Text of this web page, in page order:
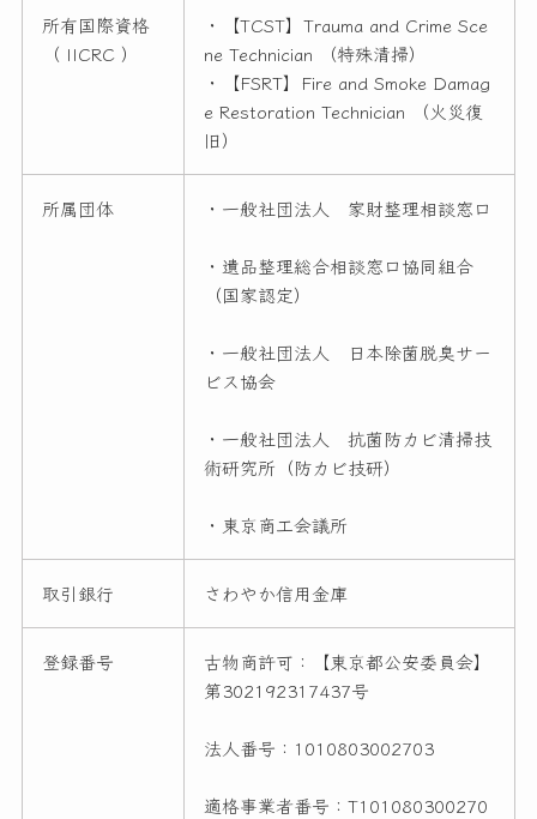
所有国際資格
（ IICRC ）
・【TCST】Trauma and Crime Sce
ne Technician （特殊清掃）
・【FSRT】Fire and Smoke Damag
e Restoration Technician （火災復
旧）
所属団体 ・一般社団法人 家財整理相談窓口
・遺品整理総合相談窓口協同組合
（国家認定）
・一般社団法人 日本除菌脱臭サー
ビス協会
・一般社団法人 抗菌防カビ清掃技
術研究所（防カビ技研）
・東京商工会議所
取引銀行 さわやか信用金庫
登録番号
古物商許可：【東京都公安委員会】
第302192317437号
法人番号：1010803002703
適格事業者番号：T101080300270